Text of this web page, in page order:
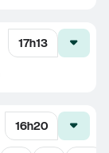
17h13
16h20